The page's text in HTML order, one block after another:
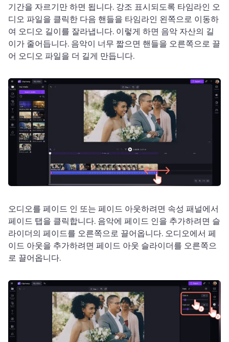
기간을 자르기만 하면 됩니다. 강조 표시되도록 타임라인 오
디오 파일을 클릭한 다음 핸들을 타임라인 왼쪽으로 이동하
여 오디오 길이를 잘라냅니다. 이렇게 하면 음악 자산의 길
이가 줄어듭니다. 음악이 너무 짧으면 핸들을 오른쪽으로 끌
어 오디오 파일을 더 길게 만듭니다.
오디오를 페이드 인 또는 페이드 아웃하려면 속성 패널에서
페이드 탭을 클릭합니다. 음악에 페이드 인을 추가하려면 슬
라이더의 페이드를 오른쪽으로 끌어옵니다. 오디오에서 페
이드 아웃을 추가하려면 페이드 아웃 슬라이더를 오른쪽으
로 끌어옵니다.